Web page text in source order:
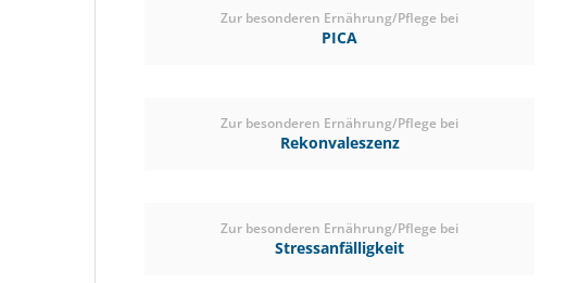
Zur besonderen Ernährung/Pflege bei
PICA
Zur besonderen Ernährung/Pflege bei
Rekonvaleszenz
Zur besonderen Ernährung/Pflege bei
Stressanfälligkeit